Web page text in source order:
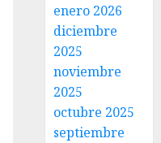
enero 2026
diciembre
2025
noviembre
2025
octubre 2025
septiembre